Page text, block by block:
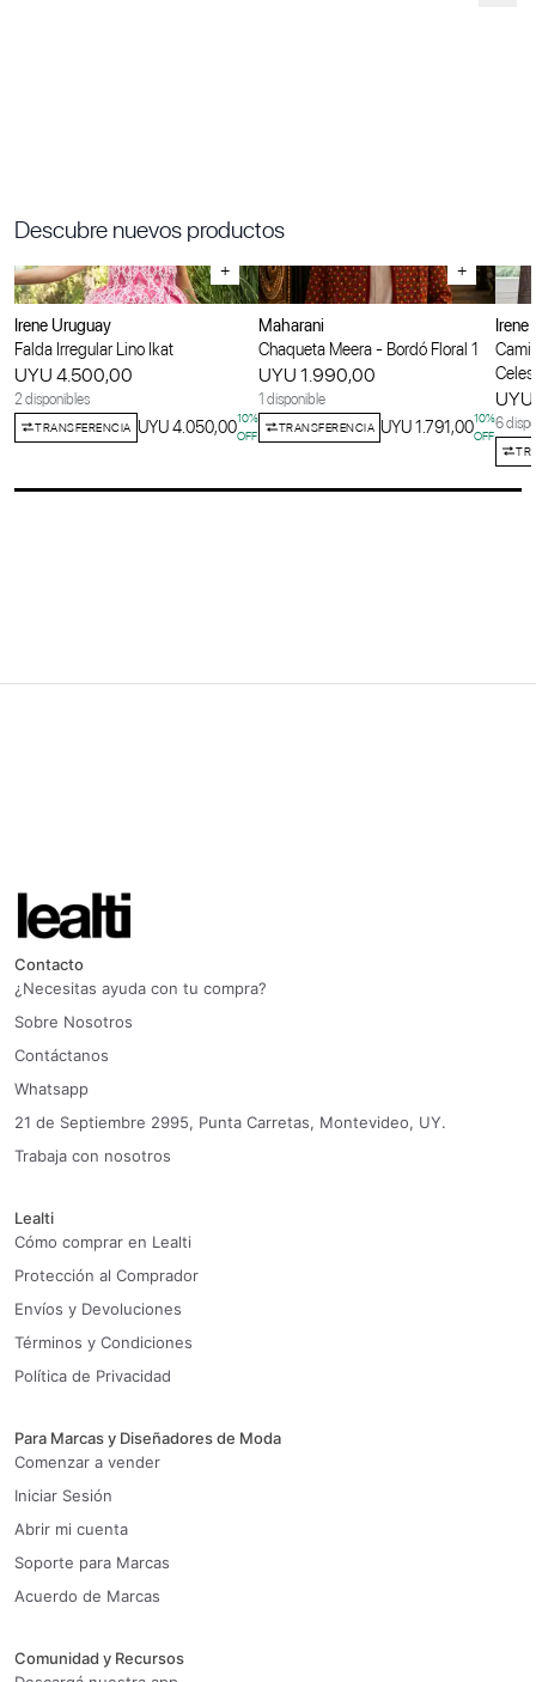
Descubre nuevos productos
+
Irene Uruguay
Falda Irregular Lino Ikat
UYU 4.500,00
2 disponibles
TRANSFERENCIA UYU 4.050,0010%
OFF
+
Maharani
Chaqueta Meera - Bordó Floral 1
UYU 1.990,00
1 disponible
TRANSFERENCIA UYU 1.791,0010%
OFF
Irene
6
Contacto
¿Necesitas ayuda con tu compra?
Sobre Nosotros
Contáctanos
Whatsapp
21 de Septiembre 2995, Punta Carretas, Montevideo, UY.
Trabaja con nosotros
Lealti
Cómo comprar en Lealti
Protección al Comprador
Envíos y Devoluciones
Términos y Condiciones
Política de Privacidad
Para Marcas y Diseñadores de Moda
Comenzar a vender
Iniciar Sesión
Abrir mi cuenta
Soporte para Marcas
Acuerdo de Marcas
Comunidad y Recursos